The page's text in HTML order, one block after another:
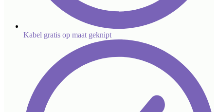
Kabel gratis op maat geknipt